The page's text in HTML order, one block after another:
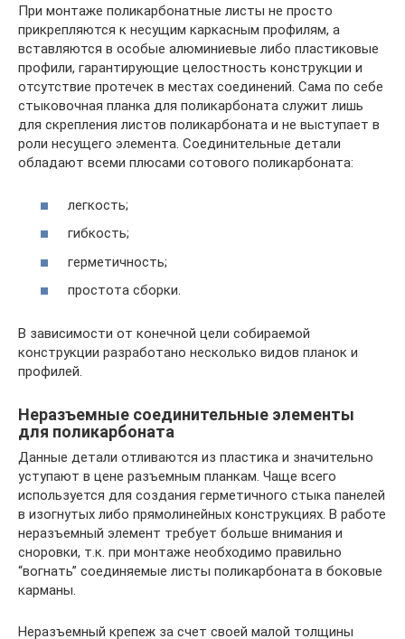
При монтаже поликарбонатные листы не просто
прикрепляются к несущим каркасным профилям, а
вставляются в особые алюминиевые либо пластиковые
профили, гарантирующие целостность конструкции и
отсутствие протечек в местах соединений. Сама по себе
стыковочная планка для поликарбоната служит лишь
для скрепления листов поликарбоната и не выступает в
роли несущего элемента. Соединительные детали
обладают всеми плюсами сотового поликарбоната:
легкость;
гибкость;
герметичность;
простота сборки.
В зависимости от конечной цели собираемой
конструкции разработано несколько видов планок и
профилей.
Неразъемные соединительные элементы
для поликарбоната
Данные детали отливаются из пластика и значительно
уступают в цене разъемным планкам. Чаще всего
используется для создания герметичного стыка панелей
в изогнутых либо прямолинейных конструкциях. В работе
неразъемный элемент требует больше внимания и
сноровки, т.к. при монтаже необходимо правильно
“вогнать” соединяемые листы поликарбоната в боковые
карманы.
Неразъемный крепеж за счет своей малой толщины